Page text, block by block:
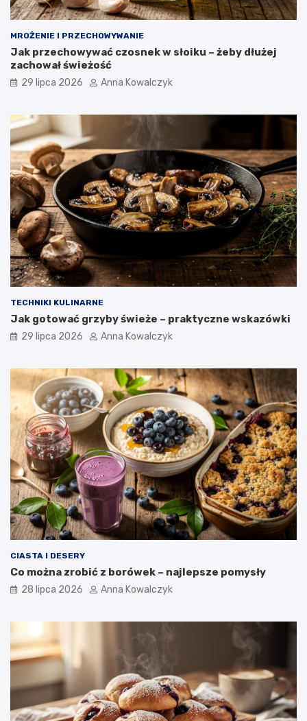
MROŻENIE I PRZECHOWYWANIE
Jak przechowywać czosnek w słoiku – żeby dłużej
zachował świeżość
29 lipca 2026 Anna Kowalczyk
TECHNIKI KULINARNE
Jak gotować grzyby świeże – praktyczne wskazówki
29 lipca 2026 Anna Kowalczyk
CIASTA I DESERY
Co można zrobić z borówek – najlepsze pomysły
28 lipca 2026 Anna Kowalczyk